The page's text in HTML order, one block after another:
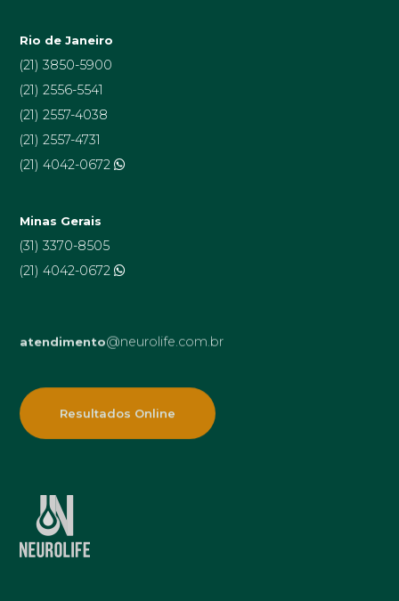
Rio de Janeiro
(21) 3850-5900
(21) 2556-5541
(21) 2557-4038
(21) 2557-4731
(21) 4042-0672
Minas Gerais
(31) 3370-8505
(21) 4042-0672
atendimento@neurolife.com.br
Resultados Online